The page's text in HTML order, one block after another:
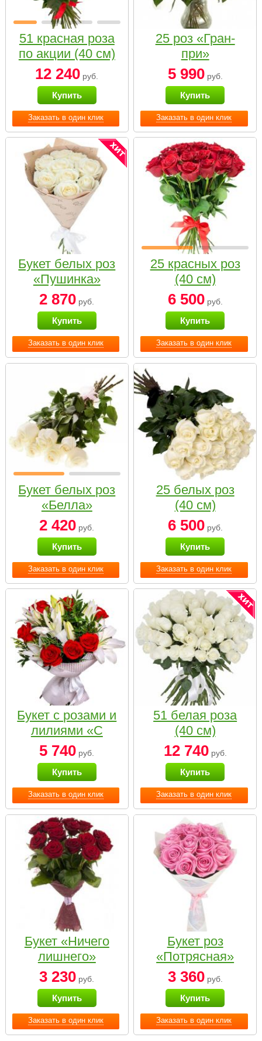
Заказать в один клик
51 красная роза
по акции (40 см)
12 240 руб.
Купить
Заказать в один клик
25 роз «Гран-
при»
5 990руб.
Купить
Заказать в один клик
Букет белых роз
«Пушинка»
2 870 руб.
Купить
Заказать в один клик
25 красных роз
(40 см)
6 500руб.
Купить
Заказать в один клик
Букет белых роз
«Белла»
2 420 руб.
Купить
Заказать в один клик
25 белых роз
(40 см)
6 500руб.
Купить
Заказать в один клик
Букет с розами и
лилиями «С
наилучшими
пожеланиями»
5 740 руб.
Купить
Заказать в один клик
51 белая роза
(40 см)
12 740руб.
Купить
Заказать в один клик
Букет «Ничего
лишнего»
3 230 руб.
Купить
Заказать в один клик
Букет роз
«Потрясная»
3 360руб.
Купить